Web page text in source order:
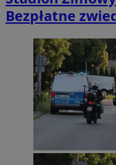
Bezpłatne